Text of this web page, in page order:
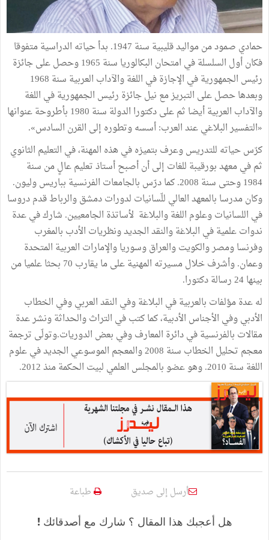
حمادي صمود من مواليد قليبية سنة 1947. بدأ حياته الدراسية متفوقا
فكان أول السلسلة في امتحان البكالوريا سنة 1965 وحصل على جائزة
رئيس الجمهورية في الإجازة في اللغة والآداب العربية سنة 1968
وبعدها حصل على التبريز مع نيل جائزة رئيس الجمهورية في اللغة
والآداب العربية أيضا ثم على دكتورا الدولة سنة 1980 بأطروحة عنوانها
«التفسير البلاغي عند العرب: أسسه وتطوره إلى القرن السادس».
كرّس حياته للتدريس وعرف بتميزه في هذه المهنة، في التعليم الثانوي
ثم في معهد بورقيبة للغات إلى أن أصبح أستاذ تعليم عالٍ من سنة
1984 وحتى سنة 2008. كما درّس بالجامعات الفرنسية بباريس وليون.
وكان مدرسا بالمعهد العالي للّسانيات لدورات دمشق والرباط قدم دروسا
في اللسانيات وعلوم اللغة والبلاغة لأساتذة الجامعيين. شارك في عدة
ندوات علمية في البلاغة والنقد الجديد ونظريات الأدب بالمغرب
وفرنسا ومصر والكويت والعراق وسوريا والإمارات العربية المتحدة
وعمان. وأشرف خلال مسيرته المهنية على ما يقارب 70 بحثا علميا من
بينها 24 رسالة دكتورا.
له عدة مؤلفات بالعربية في البلاغة وفي النقد العربي وفي الخطاب
الأدبي وفي الأجناس الأدبية، كما كتب في التراث والحداثة ونشر عدة
مقالات بالفرنسية في دائرة المعارف وفي بعض الدوريات.وتولّى ترجمة
معجم تحليل الخطاب سنة 2008 والمعجم الموسوعي الجديد في علوم
اللغة سنة 2010. وهو عضو بالمجلس العلمي لبيت الحكمة منذ 2012.
أرسل إلى صديق طباعة
هل أعجبك هذا المقال ؟ شارك مع أصدقائك !